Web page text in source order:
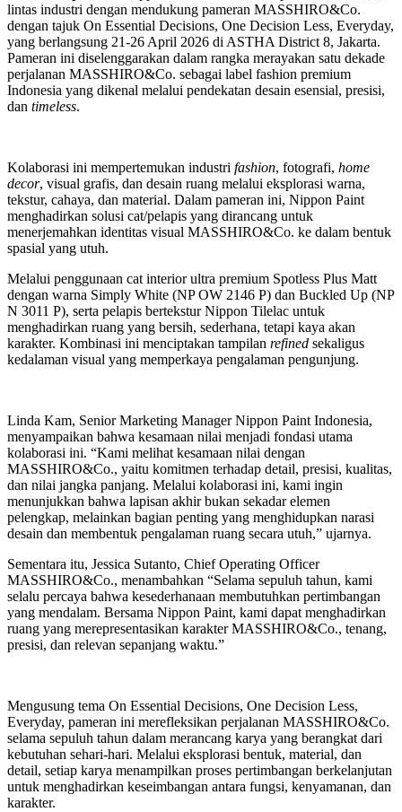
lintas industri dengan mendukung pameran MASSHIRO&Co.
dengan tajuk On Essential Decisions, One Decision Less, Everyday,
yang berlangsung 21-26 April 2026 di ASTHA District 8, Jakarta.
Pameran ini diselenggarakan dalam rangka merayakan satu dekade
perjalanan MASSHIRO&Co. sebagai label fashion premium
Indonesia yang dikenal melalui pendekatan desain esensial, presisi,
dan timeless.
Kolaborasi ini mempertemukan industri fashion, fotografi, home
decor, visual grafis, dan desain ruang melalui eksplorasi warna,
tekstur, cahaya, dan material. Dalam pameran ini, Nippon Paint
menghadirkan solusi cat/pelapis yang dirancang untuk
menerjemahkan identitas visual MASSHIRO&Co. ke dalam bentuk
spasial yang utuh.
Melalui penggunaan cat interior ultra premium Spotless Plus Matt
dengan warna Simply White (NP OW 2146 P) dan Buckled Up (NP
N 3011 P), serta pelapis bertekstur Nippon Tilelac untuk
menghadirkan ruang yang bersih, sederhana, tetapi kaya akan
karakter. Kombinasi ini menciptakan tampilan refined sekaligus
kedalaman visual yang memperkaya pengalaman pengunjung.
Linda Kam, Senior Marketing Manager Nippon Paint Indonesia,
menyampaikan bahwa kesamaan nilai menjadi fondasi utama
kolaborasi ini. “Kami melihat kesamaan nilai dengan
MASSHIRO&Co., yaitu komitmen terhadap detail, presisi, kualitas,
dan nilai jangka panjang. Melalui kolaborasi ini, kami ingin
menunjukkan bahwa lapisan akhir bukan sekadar elemen
pelengkap, melainkan bagian penting yang menghidupkan narasi
desain dan membentuk pengalaman ruang secara utuh,” ujarnya.
Sementara itu, Jessica Sutanto, Chief Operating Officer
MASSHIRO&Co., menambahkan “Selama sepuluh tahun, kami
selalu percaya bahwa kesederhanaan membutuhkan pertimbangan
yang mendalam. Bersama Nippon Paint, kami dapat menghadirkan
ruang yang merepresentasikan karakter MASSHIRO&Co., tenang,
presisi, dan relevan sepanjang waktu.”
Mengusung tema On Essential Decisions, One Decision Less,
Everyday, pameran ini merefleksikan perjalanan MASSHIRO&Co.
selama sepuluh tahun dalam merancang karya yang berangkat dari
kebutuhan sehari-hari. Melalui eksplorasi bentuk, material, dan
detail, setiap karya menampilkan proses pertimbangan berkelanjutan
untuk menghadirkan keseimbangan antara fungsi, kenyamanan, dan
karakter.